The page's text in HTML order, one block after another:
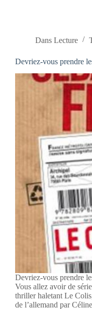
Dans Lecture
Devriez-vous prendre
Devriez-vous prendre
Vous allez avoir de
thriller haletant Le
de l’allemand par